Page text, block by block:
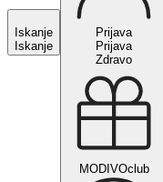
Iskanje
Iskanje
Prijava
Prijava
Zdravo
MODIVOclub